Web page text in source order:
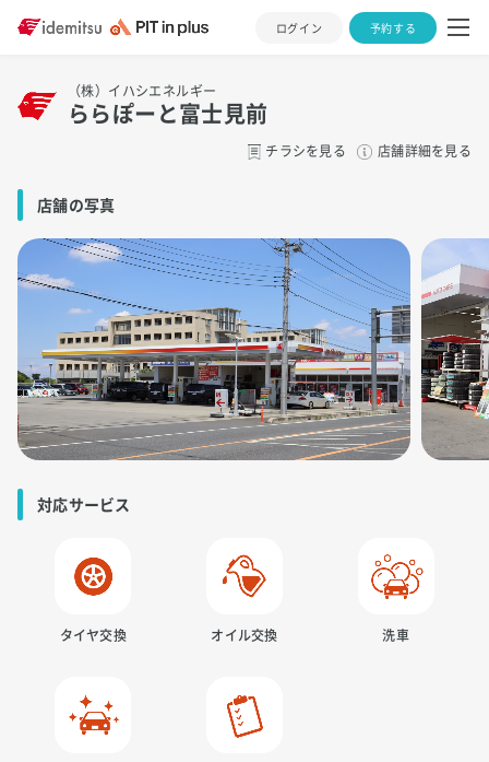
ログイン 予約する
（株）イハシエネルギー
ららぽーと富士見前
チラシを見る 店舗詳細を見る
店舗の写真
対応サービス
タイヤ交換 オイル交換 洗車